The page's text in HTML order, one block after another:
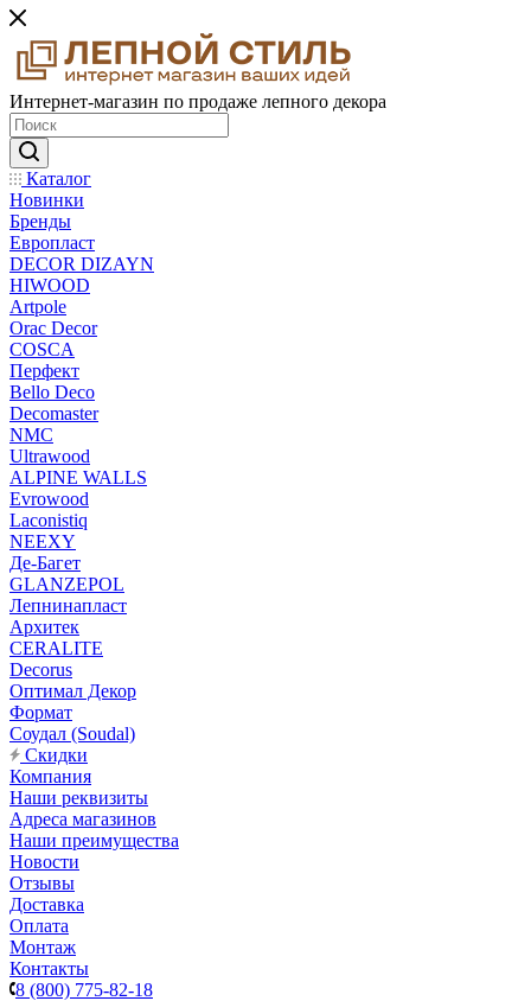
Интернет-магазин по продаже лепного декора
Каталог
Новинки
Бренды
Европласт
DECOR DIZAYN
HIWOOD
Artpole
Orac Decor
COSCA
Перфект
Bello Deco
Decomaster
NMС
Ultrawood
ALPINE WALLS
Evrowood
Laconistiq
NEEXY
Де-Багет
GLANZEPOL
Лепнинапласт
Архитек
CERALITE
Decorus
Оптимал Декор
Формат
Соудал (Soudal)
Скидки
Компания
Наши реквизиты
Адреса магазинов
Наши преимущества
Новости
Отзывы
Доставка
Оплата
Монтаж
Контакты
8 (800) 775-82-18